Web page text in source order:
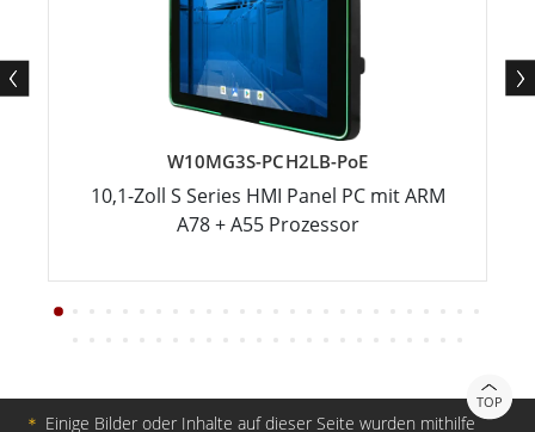
W10MG3S-PCH2LB-PoE
10,1-Zoll S Series HMI Panel PC mit ARM
A78 + A55 Prozessor
TOP
＊ Einige Bilder oder Inhalte auf dieser Seite wurden mithilfe